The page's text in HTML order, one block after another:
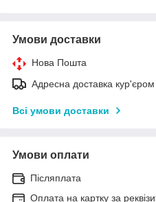
Умови доставки
Нова Пошта
Адресна доставка
Всі умови доставки
Умови оплати
Післяплата
Оплата на картку за